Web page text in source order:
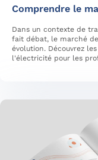
Comprendre le
Dans un contexte de
fait débat, le marché
évolution. Découvrez
l'électricité pour les